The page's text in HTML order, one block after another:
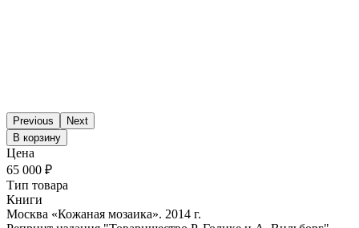
Previous
Next
В корзину
Цена
65 000 ₽
Тип товара
Книги
Москва «Кожаная мозаика». 2014 г.